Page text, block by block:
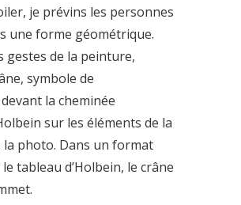
je prévins les personnes
une forme géométrique.
gestes de la peinture,
symbole de
la cheminée
sur les éléments de la
la photo. Dans un format
tableau d’Holbein, le crâne